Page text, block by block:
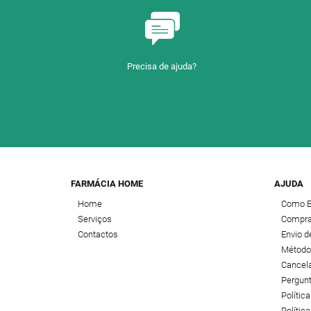
Precisa de ajuda?
FARMÁCIA HOME
Home
Serviços
Contactos
AJUDA
Como
Envio